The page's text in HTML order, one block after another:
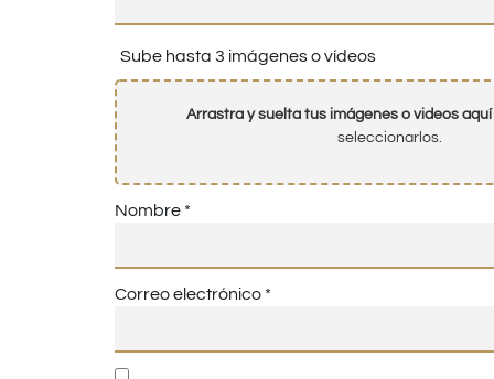
Sube hasta 3 imágenes o vídeos
Arrastra y suelta tus imágenes o videos aquí
seleccionarlos.
Nombre *
Correo electrónico *